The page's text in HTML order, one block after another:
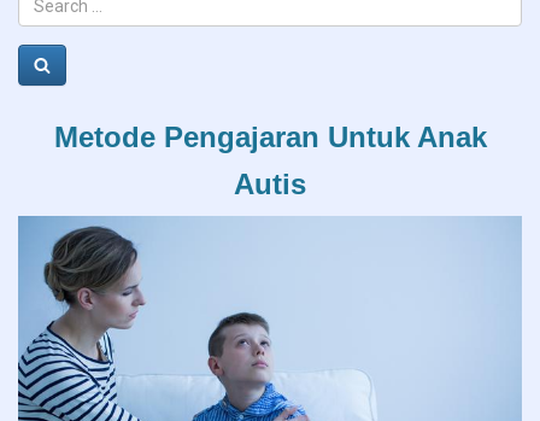
for:
Metode Pengajaran Untuk Anak
Autis